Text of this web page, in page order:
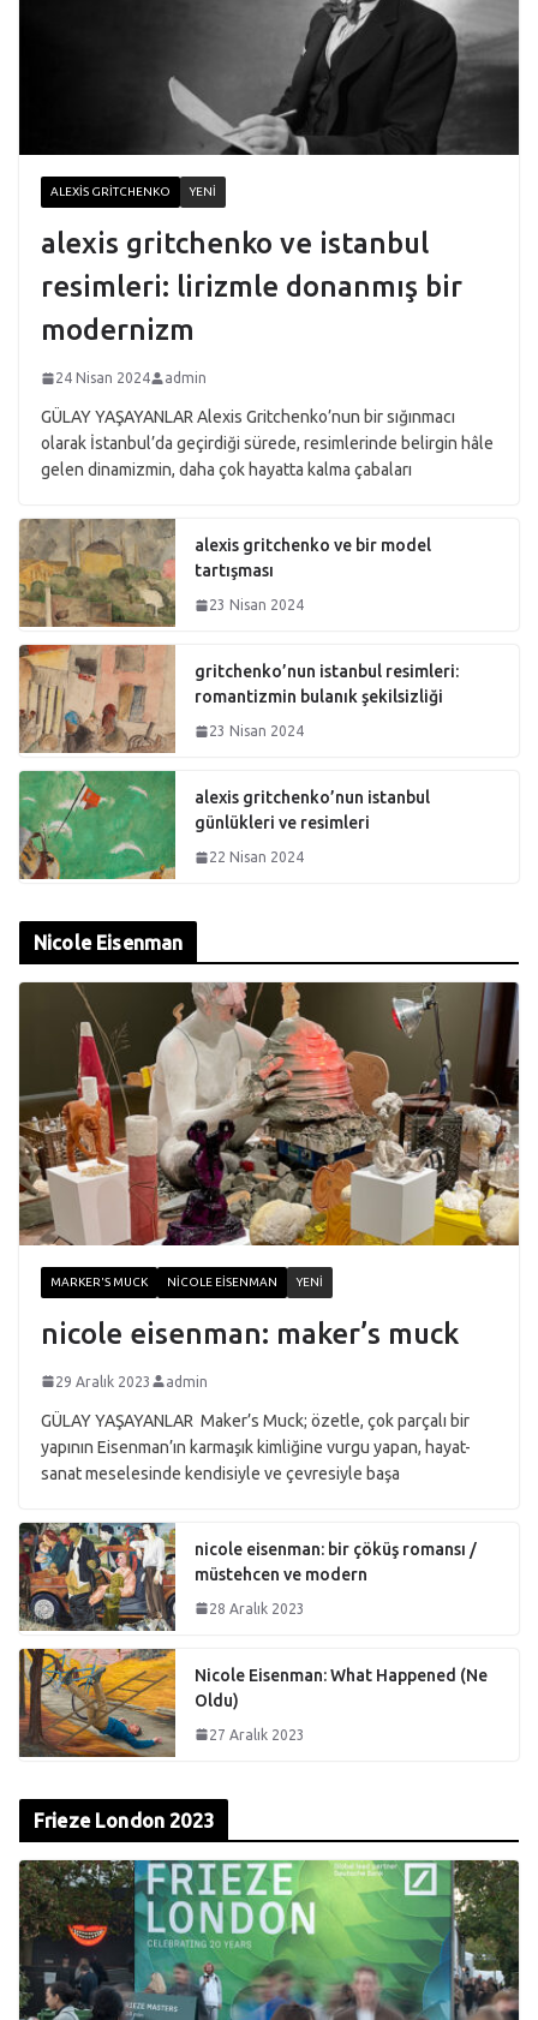
ALEXIS GRITCHENKO YENI
alexis gritchenko ve istanbul
resimleri: lirizmle donanmış bir
modernizm
24 Nisan 2024 admin
GÜLAY YAŞAYANLAR Alexis Gritchenko’nun bir sığınmacı
olarak İstanbul’da geçirdiği sürede, resimlerinde belirgin hâle
gelen dinamizmin, daha çok hayatta kalma çabaları
alexis gritchenko ve bir model
tartışması
23 Nisan 2024
gritchenko’nun istanbul resimleri:
romantizmin bulanık şekilsizliği
23 Nisan 2024
alexis gritchenko’nun istanbul
günlükleri ve resimleri
22 Nisan 2024
Nicole Eisenman
MARKER'S MUCK NICOLE EISENMAN YENI
nicole eisenman: maker’s muck
29 Aralık 2023 admin
GÜLAY YAŞAYANLAR Maker’s Muck; özetle, çok parçalı bir
yapının Eisenman’ın karmaşık kimliğine vurgu yapan, hayat-
sanat meselesinde kendisiyle ve çevresiyle başa
nicole eisenman: bir çöküş romansı /
müstehcen ve modern
28 Aralık 2023
Nicole Eisenman: What Happened (Ne
Oldu)
27 Aralık 2023
Frieze London 2023